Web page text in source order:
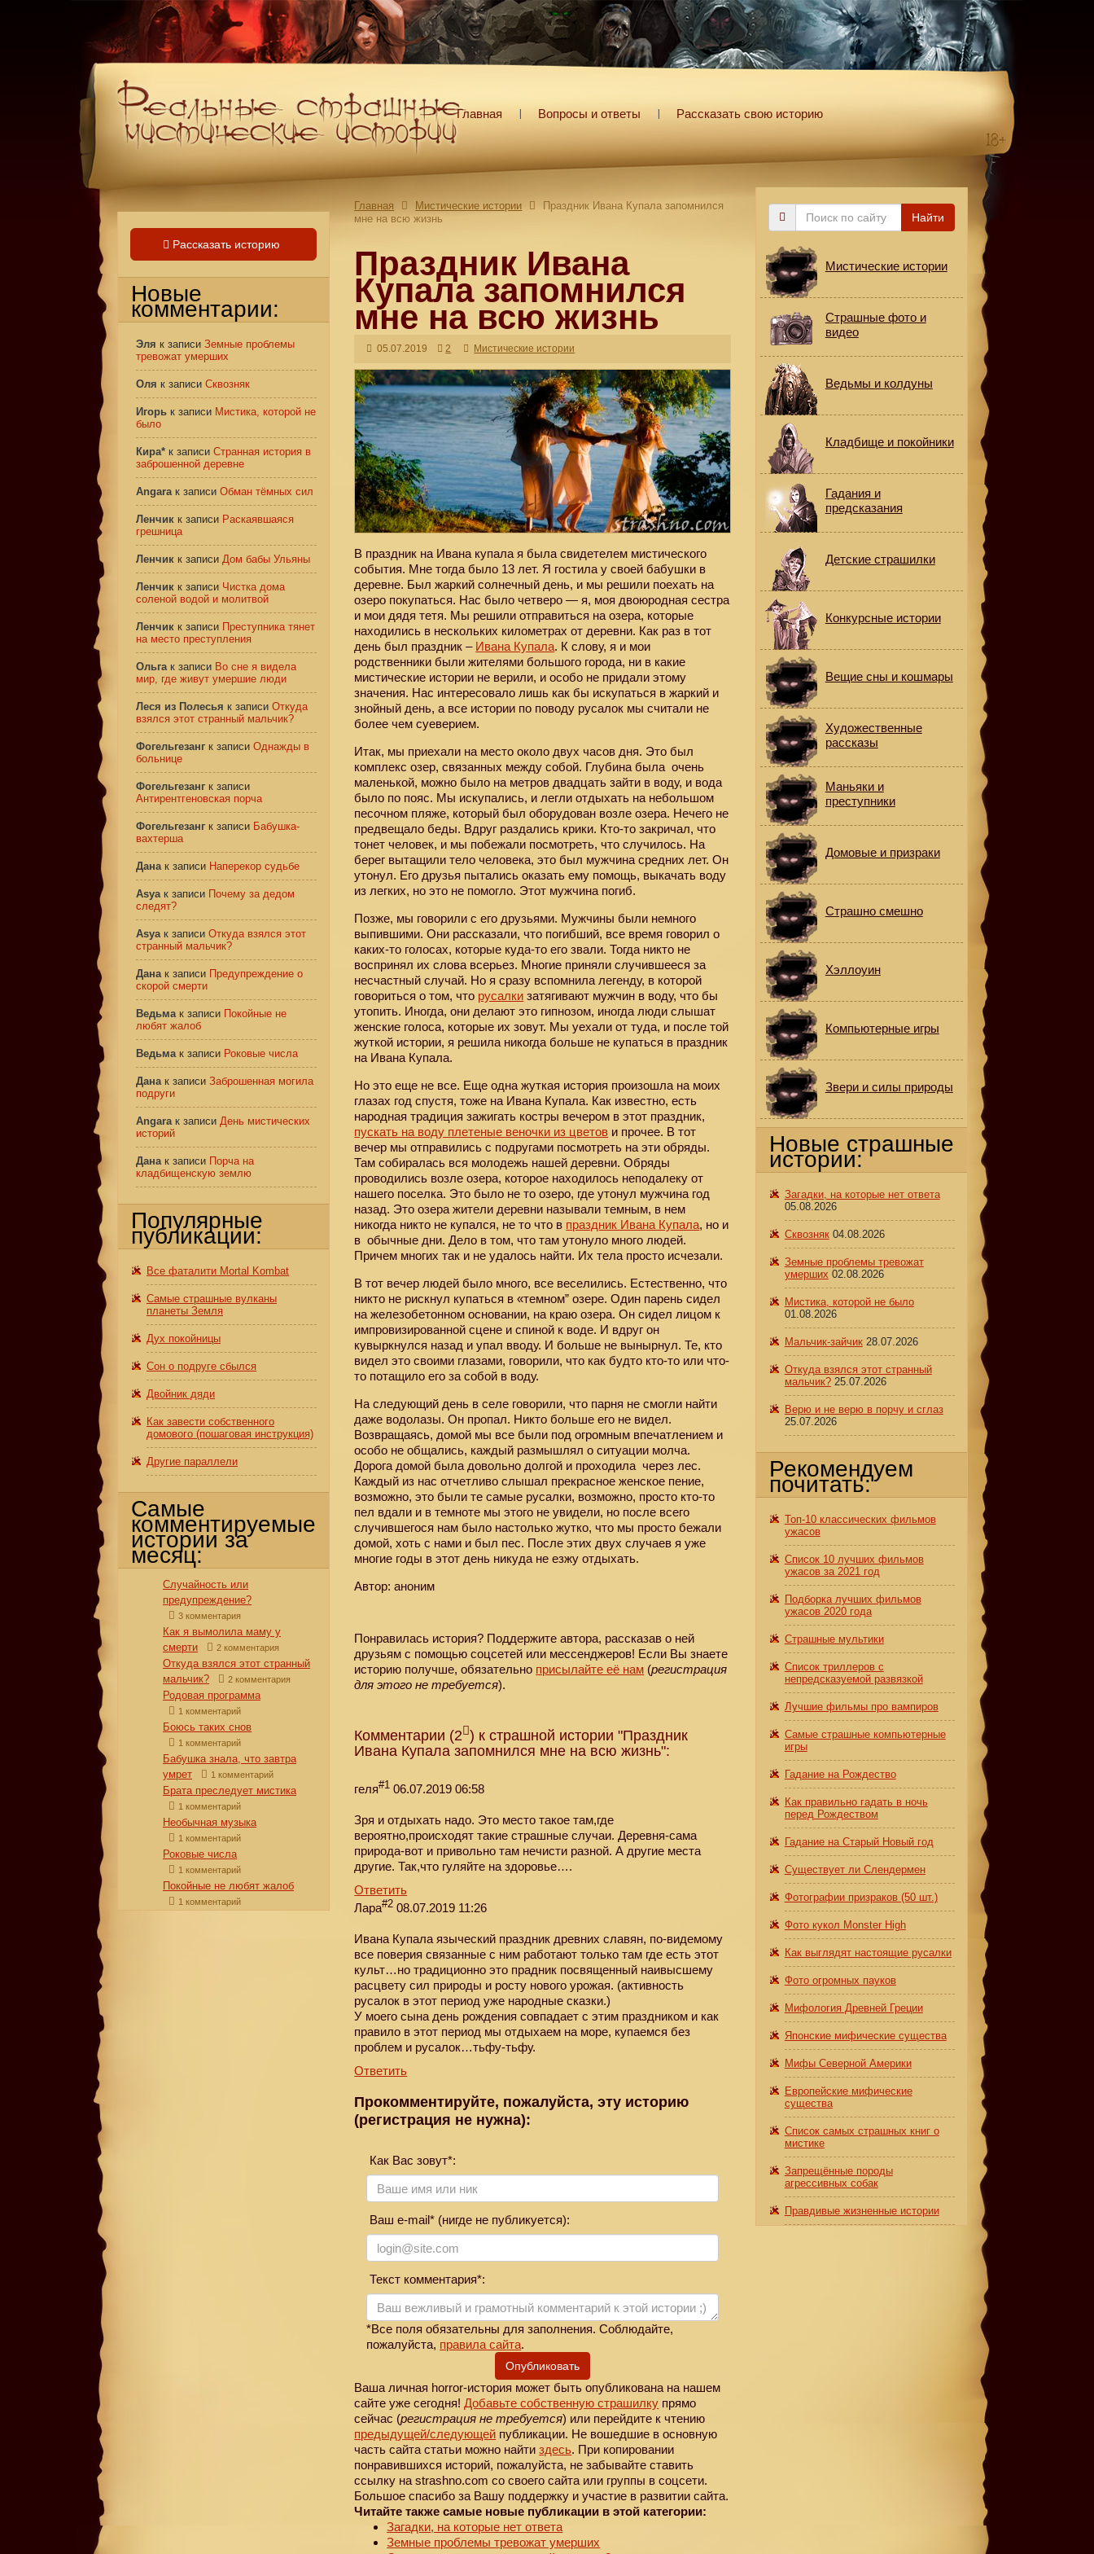
Главная Вопросы и ответы Рассказать свою историю
Главная Мистические истории
Праздник Ивана Купала запомнился
мне на всю жизнь
Праздник Ивана
Купала запомнился
мне на всю жизнь
05.07.2019 2 Мистические истории
В праздник на Ивана купала я была свидетелем мистического
события. Мне тогда было 13 лет. Я гостила у своей бабушки в
деревне. Был жаркий солнечный день, и мы решили поехать на
озеро покупаться. Нас было четверо — я, моя двоюродная сестра
и мои дядя тетя. Мы решили отправиться на озера, которые
находились в нескольких километрах от деревни. Как раз в тот
день был праздник – Ивана Купала. К слову, я и мои
родственники были жителями большого города, ни в какие
мистические истории не верили, и особо не придали этому
значения. Нас интересовало лишь как бы искупаться в жаркий и
знойный день, а все истории по поводу русалок мы считали не
более чем суеверием.
Итак, мы приехали на место около двух часов дня. Это был
комплекс озер, связанных между собой. Глубина была очень
маленькой, можно было на метров двадцать зайти в воду, и вода
было по пояс. Мы искупались, и легли отдыхать на небольшом
песочном пляже, который был оборудован возле озера. Нечего не
предвещало беды. Вдруг раздались крики. Кто-то закричал, что
тонет человек, и мы побежали посмотреть, что случилось. На
берег вытащили тело человека, это был мужчина средних лет. Он
утонул. Его друзья пытались оказать ему помощь, выкачать воду
из легких, но это не помогло. Этот мужчина погиб.
Позже, мы говорили с его друзьями. Мужчины были немного
выпившими. Они рассказали, что погибший, все время говорил о
каких-то голосах, которые куда-то его звали. Тогда никто не
воспринял их слова всерьез. Многие приняли случившееся за
несчастный случай. Но я сразу вспомнила легенду, в которой
говориться о том, что русалки затягивают мужчин в воду, что бы
утопить. Иногда, они делают это гипнозом, иногда люди слышат
женские голоса, которые их зовут. Мы уехали от туда, и после той
жуткой истории, я решила никогда больше не купаться в праздник
на Ивана Купала.
Но это еще не все. Еще одна жуткая история произошла на моих
глазах год спустя, тоже на Ивана Купала. Как известно, есть
народная традиция зажигать костры вечером в этот праздник,
пускать на воду плетеные веночки из цветов и прочее. В тот
вечер мы отправились с подругами посмотреть на эти обряды.
Там собиралась вся молодежь нашей деревни. Обряды
проводились возле озера, которое находилось неподалеку от
нашего поселка. Это было не то озеро, где утонул мужчина год
назад. Это озера жители деревни называли темным, в нем
никогда никто не купался, не то что в праздник Ивана Купала, но и
в обычные дни. Дело в том, что там утонуло много людей.
Причем многих так и не удалось найти. Их тела просто исчезали.
В тот вечер людей было много, все веселились. Естественно, что
никто не рискнул купаться в «темном” озере. Один парень сидел
на железобетонном основании, на краю озера. Он сидел лицом к
импровизированной сцене и спиной к воде. И вдруг он
кувыркнулся назад и упал вводу. И больше не вынырнул. Те, кто
видел это своими глазами, говорили, что как будто кто-то или что-
то потащило его за собой в воду.
На следующий день в селе говорили, что парня не смогли найти
даже водолазы. Он пропал. Никто больше его не видел.
Возвращаясь, домой мы все были под огромным впечатлением и
особо не общались, каждый размышлял о ситуации молча.
Дорога домой была довольно долгой и проходила через лес.
Каждый из нас отчетливо слышал прекрасное женское пение,
возможно, это были те самые русалки, возможно, просто кто-то
пел вдали и в темноте мы этого не увидели, но после всего
случившегося нам было настолько жутко, что мы просто бежали
домой, хоть с нами и был пес. После этих двух случаев я уже
многие годы в этот день никуда не езжу отдыхать.
Автор: аноним
Понравилась история? Поддержите автора, рассказав о ней
друзьям с помощью соцсетей или мессенджеров! Если Вы знаете
историю получше, обязательно присылайте её нам (регистрация
для этого не требуется).
Комментарии (2 ) к страшной истории "Праздник
Ивана Купала запомнился мне на всю жизнь":
геля#1 06.07.2019 06:58
Зря и отдыхать надо. Это место такое там,где
вероятно,происходят такие страшные случаи. Деревня-сама
природа-вот и привольно там нечисти разной. А другие места
другие. Так,что гуляйте на здоровье….
Ответить
Лара#2 08.07.2019 11:26
Ивана Купала языческий праздник древних славян, по-видемому
все поверия связанные с ним работают только там где есть этот
культ…но традиционно это прадник посвященный наивысшему
расцвету сил природы и росту нового урожая. (активность
русалок в этот период уже народные сказки.)
У моего сына день рождения совпадает с этим праздником и как
правило в этот период мы отдыхаем на море, купаемся без
проблем и русалок…тьфу-тьфу.
Ответить
Прокомментируйте, пожалуйста, эту историю
(регистрация не нужна):
Как Вас зовут*:
Ваш e-mail* (нигде не публикуется):
Текст комментария*:
*Все поля обязательны для заполнения. Соблюдайте,
пожалуйста, правила сайта.
Опубликовать
Ваша личная horror-история может быть опубликована на нашем
сайте уже сегодня!Добавьте собственную страшилку прямо
сейчас (регистрация не требуется) или перейдите к чтению
предыдущей/следующей публикации. Не вошедшие в основную
часть сайта статьи можно найтиздесь. При копировании
понравившихся историй, пожалуйста, не забывайте ставить
ссылку на strashno.com со своего сайта или группы в соцсети.
Большое спасибо за Вашу поддержку и участие в развитии сайта.
Читайте также самые новые публикации в этой категории:
Загадки, на которые нет ответа
Земные проблемы тревожат умерших
Рассказать историю
Новые
комментарии:
Эля к записи Земные проблемы
тревожат умерших
Оля к записи Сквозняк
Игорь к записи Мистика, которой не
было
Кира* к записи Странная история в
заброшенной деревне
Angaraк записи Обман тёмных сил
Ленчик к записи Раскаявшаяся
грешница
Ленчик к записи Дом бабы Ульяны
Ленчик к записи Чистка дома
соленой водой и молитвой
Ленчик к записи Преступника тянет
на место преступления
Ольгак записи Во сне я видела
мир, где живут умершие люди
Леся из Полесья к записи Откуда
взялся этот странный мальчик?
Фогельгезанг к записи Однажды в
больнице
Фогельгезанг к записи
Антирентгеновская порча
Фогельгезанг к записи Бабушка-
вахтерша
Данак записи Наперекор судьбе
Asyaк записи Почему за дедом
следят?
Asyaк записи Откуда взялся этот
странный мальчик?
Данак записи Предупреждение о
скорой смерти
Ведьмак записи Покойные не
любят жалоб
Ведьмак записи Роковые числа
Данак записи Заброшенная могила
подруги
Angaraк записи День мистических
историй
Данак записи Порча на
кладбищенскую землю
Популярные
публикации:
Все фаталити Mortal Kombat
Самые страшные вулканы
планеты Земля
Дух покойницы
Сон о подруге сбылся
Двойник дяди
Как завести собственного
домового (пошаговая инструкция)
Другие параллели
Самые
комментируемые
истории за
месяц:
Случайность или
предупреждение?
3 комментария
Как я вымолила маму у
смерти
2 комментария
Откуда взялся этот странный
мальчик?
2 комментария
Родовая программа
1 комментарий
Боюсь таких снов
1 комментарий
Бабушка знала, что завтра
умрет
1 комментарий
Брата преследует мистика
1 комментарий
Необычная музыка
1 комментарий
Роковые числа
1 комментарий
Покойные не любят жалоб
1 комментарий
Поиск
Найти
Мистические истории
Страшные фото и
видео
Ведьмы и колдуны
Кладбище и покойники
Гадания и
предсказания
Детские страшилки
Конкурсные истории
Вещие сны и кошмары
Художественные
рассказы
Маньяки и
преступники
Домовые и призраки
Страшно смешно
Хэллоуин
Компьютерные игры
Звери и силы природы
Новые страшные
истории:
Загадки, на которые нет ответа
05.08.2026
Сквозняк 04.08.2026
Земные проблемы тревожат
умерших 02.08.2026
Мистика, которой не было
01.08.2026
Мальчик-зайчик 28.07.2026
Откуда взялся этот странный
мальчик? 25.07.2026
Верю и не верю в порчу и сглаз
25.07.2026
Рекомендуем
почитать:
Топ-10 классических фильмов
ужасов
Список 10 лучших фильмов
ужасов за 2021 год
Подборка лучших фильмов
ужасов 2020 года
Страшные мультики
Список триллеров с
непредсказуемой развязкой
Лучшие фильмы про вампиров
Самые страшные компьютерные
игры
Гадание на Рождество
Как правильно гадать в ночь
перед Рождеством
Гадание на Старый Новый год
Существует ли Слендермен
Фотографии призраков (50 шт.)
Фото кукол Monster High
Как выглядят настоящие русалки
Фото огромных пауков
Мифология Древней Греции
Японские мифические существа
Мифы Северной Америки
Европейские мифические
существа
Список самых страшных книг о
мистике
Запрещённые породы
агрессивных собак
Правдивые жизненные истории